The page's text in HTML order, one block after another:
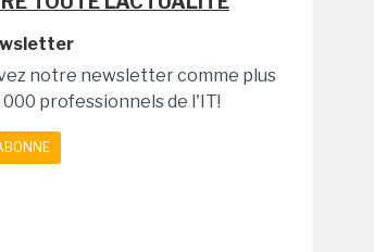
notre newsletter comme plus
000 professionnels de l'IT!